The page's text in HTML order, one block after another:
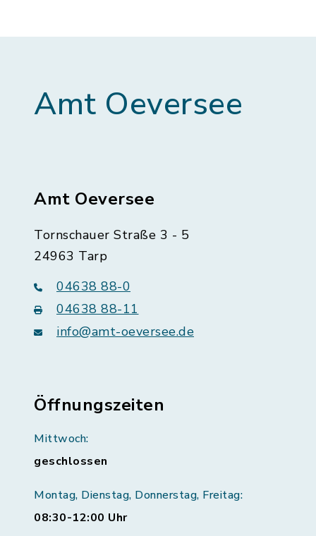
Amt Oeversee
Amt Oeversee
Tornschauer Straße 3 - 5
24963 Tarp
04638 88-0
04638 88-11
info@amt-oeversee.de
Öffnungszeiten
Mittwoch:
geschlossen
Montag, Dienstag, Donnerstag, Freitag:
08:30-12:00 Uhr